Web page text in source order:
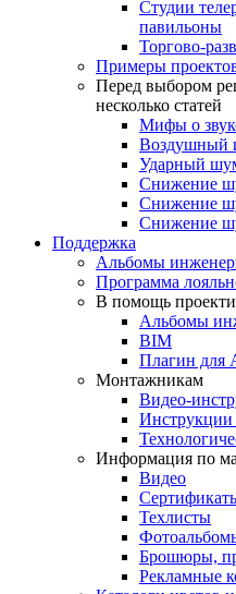
Студии
павильоны
Торгово-
Примеры
Перед выбором
несколько статей
Мифы о
Воздушный
Ударный
Снижение
Снижение
Снижение
Поддержка
Альбомы
Программа
В помощь
Альбомы
BIM
Плагин для
Монтажникам
Видео-
Информация по
Видео
Техлисты
Брошюры,
Рекламные